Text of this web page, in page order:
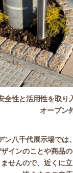
全性と活用性を取り
オープン
ン八千代展示場で
インのことや商品
せんので、近くに